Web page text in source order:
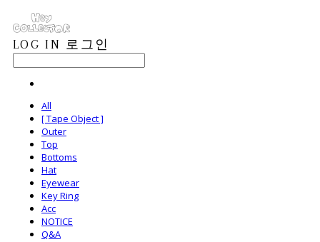
LOG IN 로그인
All
[ Tape Object ]
Outer
Top
Bottoms
Hat
Eyewear
Key Ring
Acc
NOTICE
Q&A